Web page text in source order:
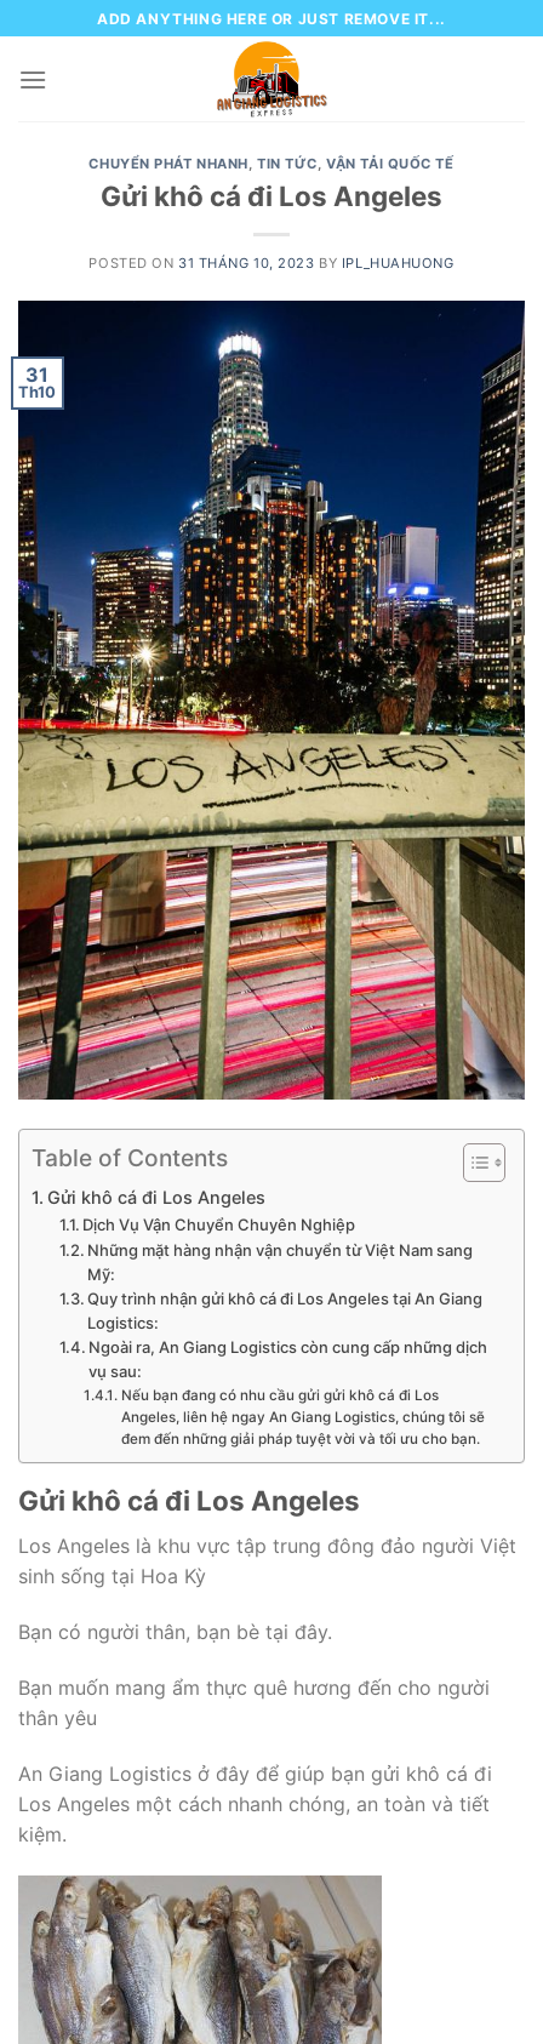
to
content
ADD ANYTHING HERE OR JUST REMOVE IT...
CHUYỂN PHÁT NHANH,TIN TỨC,VẬN TẢI QUỐC TẾ
Gửi khô cá đi Los Angeles
POSTED ON 31 THÁNG 10, 2023 BY IPL_HUAHUONG
31
Th10
Table of Contents
Gửi khô cá đi Los Angeles
Dịch Vụ Vận Chuyển Chuyên Nghiệp
Những mặt hàng nhận vận chuyển từ Việt Nam sang
Mỹ:
Quy trình nhận gửi khô cá đi Los Angeles tại An Giang
Logistics:
Ngoài ra, An Giang Logistics còn cung cấp những dịch
vụ sau:
Nếu bạn đang có nhu cầu gửi gửi khô cá đi Los
Angeles, liên hệ ngay An Giang Logistics, chúng tôi sẽ
đem đến những giải pháp tuyệt vời và tối ưu cho bạn.
Gửi khô cá đi Los Angeles
Los Angeles là khu vực tập trung đông đảo người Việt
sinh sống tại Hoa Kỳ
Bạn có người thân, bạn bè tại đây.
Bạn muốn mang ẩm thực quê hương đến cho người
thân yêu
An Giang Logistics ở đây để giúp bạn gửi khô cá đi
Los Angeles một cách nhanh chóng, an toàn và tiết
kiệm.